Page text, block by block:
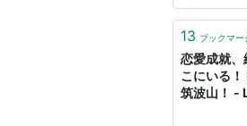
めるべく、雨
13 ブックマー
恋愛成就、
こにいる！
筑波山！ -